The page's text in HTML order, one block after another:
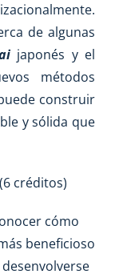
de algunas
japonés y el
métodos
construir
y sólida que
(6 créditos)
cómo
beneficioso